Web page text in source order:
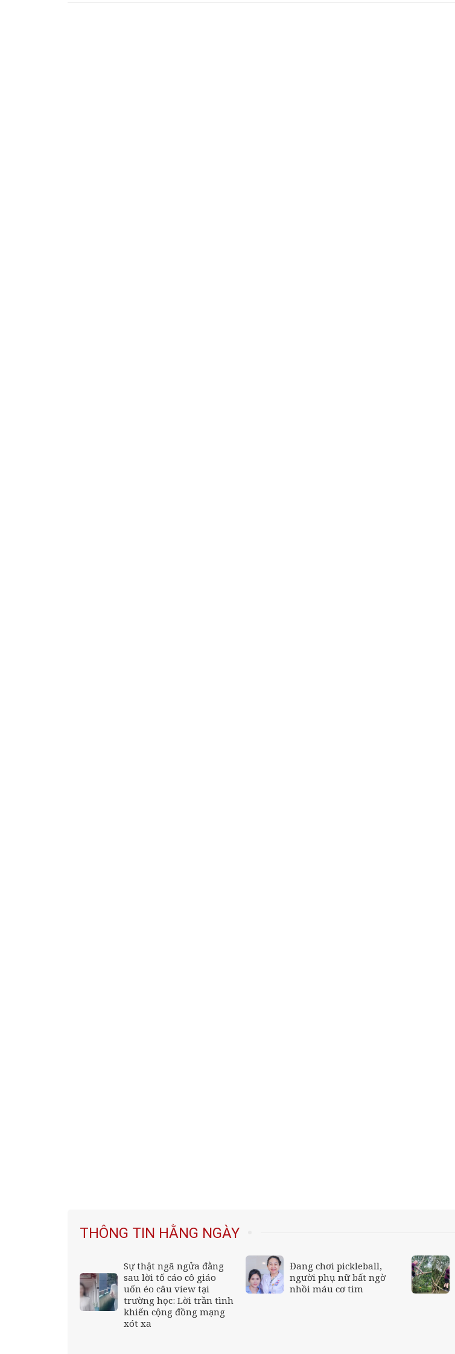
THÔNG TIN HẰNG NGÀY
Sự thật ngã ngửa đằng
sau lời tố cáo cô giáo
uốn éo câu view tại
trường học: Lời trần tình
khiến cộng đồng mạng
xót xa
Đang chơi pickleball,
người phụ nữ bất ngờ
nhồi máu cơ tim